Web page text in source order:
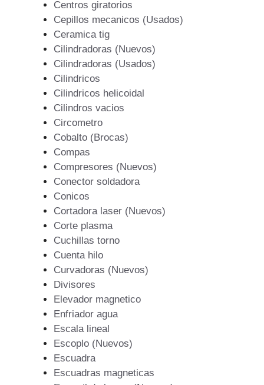
Centros giratorios
Cepillos mecanicos (Usados)
Ceramica tig
Cilindradoras (Nuevos)
Cilindradoras (Usados)
Cilindricos
Cilindricos helicoidal
Cilindros vacios
Circometro
Cobalto (Brocas)
Compas
Compresores (Nuevos)
Conector soldadora
Conicos
Cortadora laser (Nuevos)
Corte plasma
Cuchillas torno
Cuenta hilo
Curvadoras (Nuevos)
Divisores
Elevador magnetico
Enfriador agua
Escala lineal
Escoplo (Nuevos)
Escuadra
Escuadras magneticas